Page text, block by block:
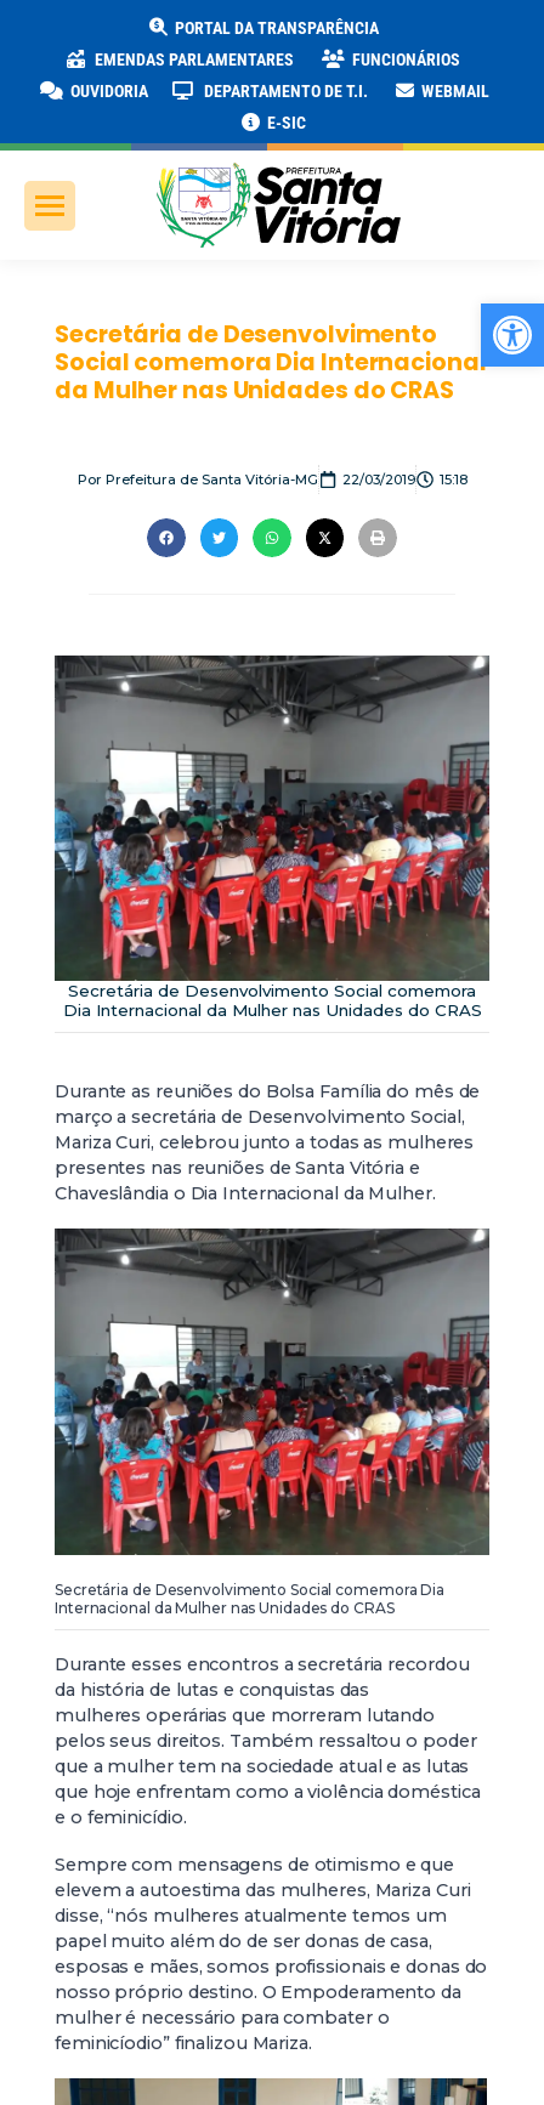
PORTAL DA TRANSPARÊNCIA
EMENDAS PARLAMENTARES
FUNCIONÁRIOS
OUVIDORIA
DEPARTAMENTO DE T.I.
WEBMAIL
E-SIC
Secretária de Desenvolvimento
Social comemora Dia Internacional
da Mulher nas Unidades do CRAS
PorPrefeitura de Santa Vitória-MG 22/03/2019 15:18
Secretária de Desenvolvimento Social comemora
Dia Internacional da Mulher nas Unidades do CRAS
Durante as reuniões do Bolsa Família do mês de
março a secretária de Desenvolvimento Social,
Mariza Curi, celebrou junto a todas as mulheres
presentes nas reuniões de Santa Vitória e
Chaveslândia o Dia Internacional da Mulher.
Secretária de Desenvolvimento Social comemora Dia
Internacional da Mulher nas Unidades do CRAS
Durante esses encontros a secretária recordou
da história de lutas e conquistas das
mulheres operárias que morreram lutando
pelos seus direitos. Também ressaltou o poder
que a mulher tem na sociedade atual e as lutas
que hoje enfrentam como a violência doméstica
e o feminicídio.
Sempre com mensagens de otimismo e que
elevem a autoestima das mulheres, Mariza Curi
disse, “nós mulheres atualmente temos um
papel muito além do de ser donas de casa,
esposas e mães, somos profissionais e donas do
nosso próprio destino. O Empoderamento da
mulher é necessário para combater o
feminicíodio” finalizou Mariza.